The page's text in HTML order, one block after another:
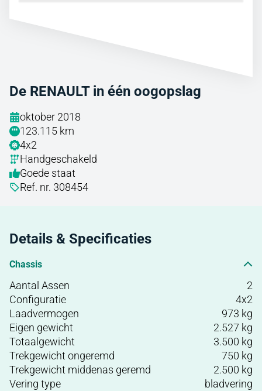
De RENAULT in één oogopslag
oktober 2018
123.115 km
4x2
Handgeschakeld
Goede staat
Ref. nr. 308454
Details & Specificaties
Chassis
Aantal Assen
2
Configuratie
4x2
Laadvermogen
973 kg
Eigen gewicht
2.527 kg
Totaalgewicht
3.500 kg
Trekgewicht ongeremd
750 kg
Trekgewicht middenas geremd
2.500 kg
Vering type
bladvering